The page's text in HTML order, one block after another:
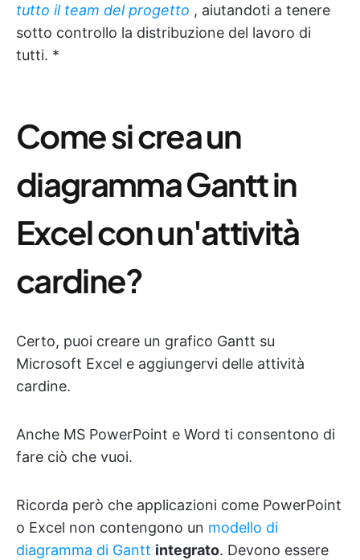
tutto il team del progetto , aiutandoti a tenere
sotto controllo la distribuzione del lavoro di
tutti. *
Come si crea un
diagramma Gantt in
Excel con un'attività
cardine?
Certo, puoi creare un grafico Gantt su
Microsoft Excel e aggiungervi delle attività
cardine.
Anche MS PowerPoint e Word ti consentono di
fare ciò che vuoi.
Ricorda però che applicazioni come PowerPoint
o Excel non contengono un modello di
diagramma di Gantt integrato. Devono essere